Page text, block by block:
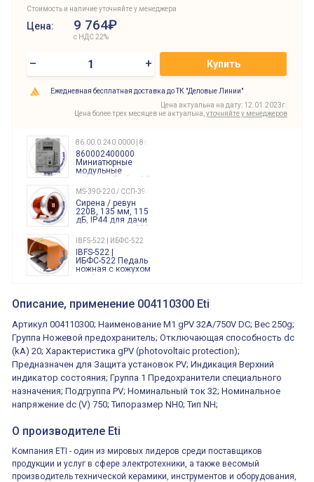
Стоимость и наличие уточняйте у менеджера
Цена: 9 764₽
с НДС 22%
– + Купить
Ежедневная бесплатная доставка до ТК "Деловые Линии"
Цена актуальна на дату: 12.01.2023г.
Цена более трех месяцев не актуальна, уточняйте у менеджеров
86.00.0.240.0000 | 860002400000
860002400000
Миниатюрные
модульные
таймеры Finder, 12-
240 Вольт AC/DC
Finder
86.00.0.240.0000
MS-390-220 / ССП-390 220В
Сирена / ревун
220В, 135 мм, 115
дБ, IP44 для дачи
производства 220
Вольт звук ситены
"пожарная
тревога"
IBFS-522 | ИБФС-522
IBFS-522 |
ИБФС-522 Педаль
ножная с кожухом
двойная,
15Ампер 250В
XVR13M05L
Маячок
оранжевый
230VAC 130мм
ВКН8108
ВКН8108
Концевой
выключатель /
выключатель
путевой,
алюминиевый
регулируемый
ролик
800202300000С | 80 02 0 230 0000 С
800202300000С
многофункциональные
0.1cек.-10 дней, 10
функций/режимов
Описание, применение 004110300 Eti
Артикул 004110300; Наименование M1 gPV 32A/750V DC; Вес 250g;
Группа Ножевой предохранитель; Отключающая способность dc
(kA) 20; Характеристика gPV (photovoltaic protection);
Предназначен для Защита установок PV; Индикация Верхний
индикатор состояния; Группа 1 Предохранители специального
назначения; Подгруппа PV; Номинальный ток 32; Номинальное
напряжение dc (V) 750; Типоразмер NH0; Тип NH;
О производителе Eti
Компания ETI - один из мировых лидеров среди поставщиков
продукции и услуг в сфере электротехники, а также весомый
производитель технической керамики, инструментов и оборудования,